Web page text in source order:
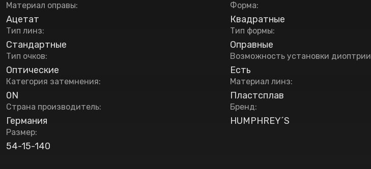
Материал оправы:
Ацетат
Форма:
Квадратные
Тип линз:
Стандартные
Тип формы:
Оправные
Тип очков:
Оптические
Возможность установки диоптрии
Есть
Категория затемнения:
0N
Материал линз:
Пластсплав
Страна производитель:
Германия
Бренд:
HUMPHREY´S
Размер:
54-15-140